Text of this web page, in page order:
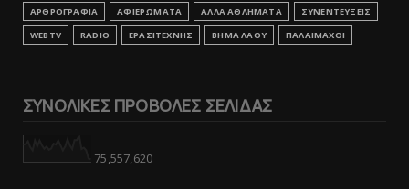
ΑΡΘΡΟΓΡΑΦΙΑ
ΑΦΙΕΡΩΜΑΤΑ ΑΛΛΑ ΑΘΛΗΜΑΤΑ
ΣΥΝΕΝΤΕΥΞΕΙΣ
WEBTV
RADIO ΕΡΑΣΙΤΕΧΝΗΣ ΒΗΜΑ ΛΑΟΥ ΠΑΛΑΙΜΑΧΟΙ
ΣΥΝΟΛΙΚΕΣ ΠΡΟΒΟΛΕΣ ΣΕΛΙΔΑΣ
75,557,620